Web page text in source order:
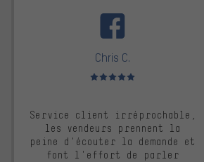
Chris C.
Note moyenne : 5 sur 5
Service client irréprochable,
les vendeurs prennent la
peine d'écouter la demande et
font l'effort de parler